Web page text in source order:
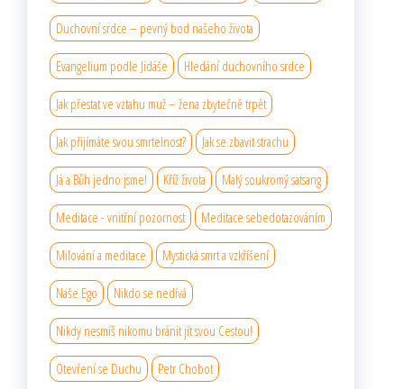
Duchovní srdce – pevný bod našeho života
Evangelium podle Jidáše Hledání duchovního srdce
Jak přestat ve vztahu muž – žena zbytečně trpět
Jak přijímáte svou smrtelnost? Jak se zbavit strachu
Já a Bůh jedno jsme! Kříž života Malý soukromý satsang
Meditace - vnitřní pozornost Meditace sebedotazováním
Milování a meditace Mystická smrt a vzkříšení
Naše Ego Nikdo se nedívá
Nikdy nesmíš nikomu bránit jít svou Cestou!
Otevření se Duchu Petr Chobot